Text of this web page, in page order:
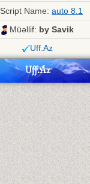
Script Name: auto 8.1
Müəllif: by Savik
Uff.Az
Uff.Az